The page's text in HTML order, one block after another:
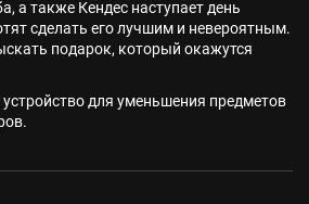
а также Кендес наступает день
сделать его лучшим и невероятным.
подарок, который окажутся
для уменьшения предметов